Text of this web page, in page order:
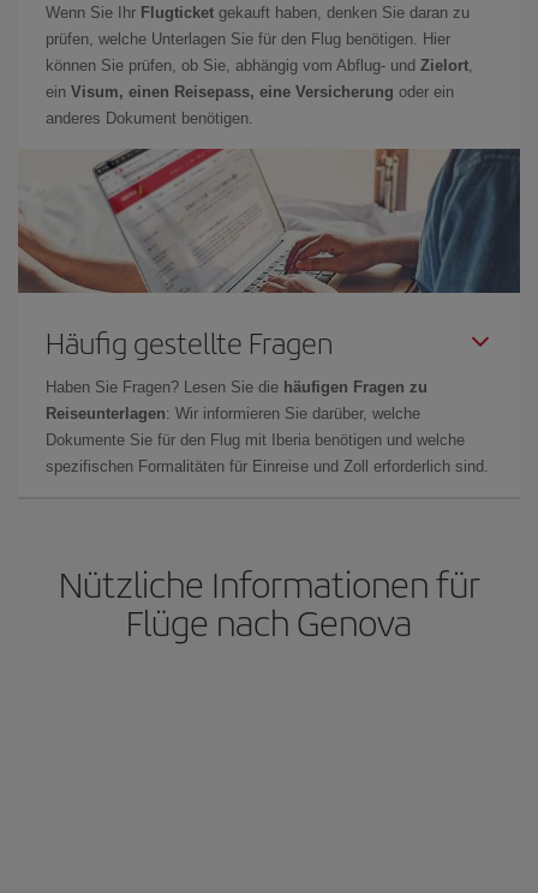
Wenn Sie Ihr Flugticket gekauft haben, denken Sie daran zu
prüfen, welche Unterlagen Sie für den Flug benötigen. Hier
können Sie prüfen, ob Sie, abhängig vom Abflug- und Zielort,
ein Visum, einen Reisepass, eine Versicherung oder ein
anderes Dokument benötigen.
Häufig gestellte Fragen
Haben Sie Fragen? Lesen Sie die häufigen Fragen zu
Reiseunterlagen: Wir informieren Sie darüber, welche
Dokumente Sie für den Flug mit Iberia benötigen und welche
spezifischen Formalitäten für Einreise und Zoll erforderlich sind.
Nützliche Informationen für
Flüge nach Genova